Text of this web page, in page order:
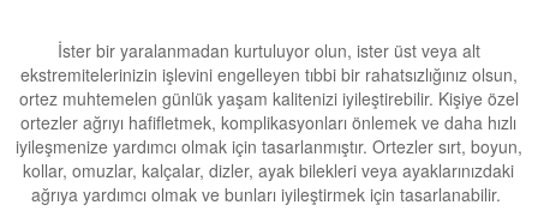
İster bir yaralanmadan kurtuluyor olun, ister üst veya alt
ekstremitelerinizin işlevini engelleyen tıbbi bir rahatsızlığınız olsun,
ortez muhtemelen günlük yaşam kalitenizi iyileştirebilir. Kişiye özel
ortezler ağrıyı hafifletmek, komplikasyonları önlemek ve daha hızlı
iyileşmenize yardımcı olmak için tasarlanmıştır. Ortezler sırt, boyun,
kollar, omuzlar, kalçalar, dizler, ayak bilekleri veya ayaklarınızdaki
ağrıya yardımcı olmak ve bunları iyileştirmek için tasarlanabilir.